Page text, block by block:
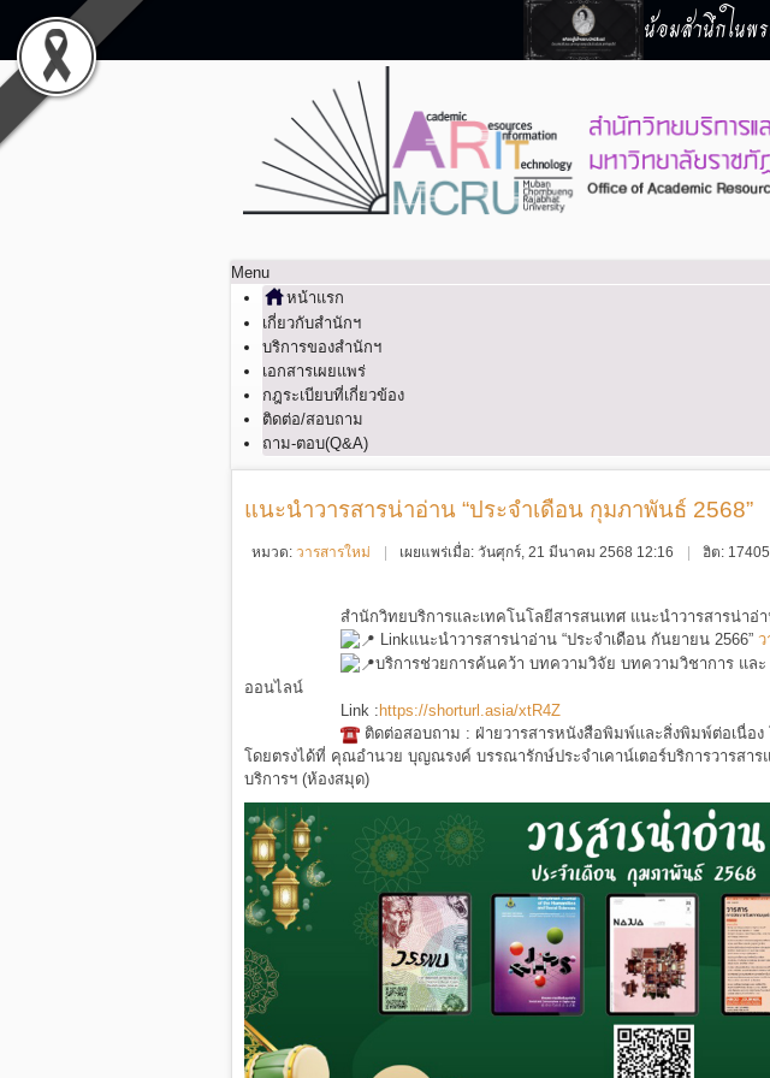
น้อมสำนึกในพ
Menu
หน้าแรก
เกี่ยวกับสำนักฯ
บริการของสำนักฯ
เอกสารเผยแพร่
กฎระเบียบที่เกี่ยวข้อง
ติดต่อ/สอบถาม
ถาม-ตอบ(Q&A)
แนะนำวารสารน่าอ่าน “ประจำเดือน กุมภาพันธ์ 2568”
หมวด: วารสารใหม่ เผยแพร่เมื่อ: วันศุกร์, 21 มีนาคม 2568 12:16 ฮิต: 17405
สำนักวิทยบริการและเทคโนโลยีสารสนเทศ แนะนำวารสารน่าอ่
Linkแนะนำวารสารน่าอ่าน “ประจำเดือน กันยายน 2566” ว
บริการช่วยการค้นคว้า บทความวิจัย บทความวิชาการ แล
ออนไลน์
Link : https://shorturl.asia/xtR4Z
ติดต่อสอบถาม : ฝ่ายวารสารหนังสือพิมพ์และสิ่งพิมพ์ต่อเนื่อง
โดยตรงได้ที่ คุณอำนวย บุญณรงค์ บรรณารักษ์ประจำเคาน์เตอร์บริการวารสา
บริการฯ (ห้องสมุด)